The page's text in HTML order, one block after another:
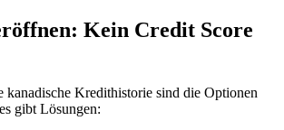
Kein Credit Score
kanadische Kredithistorie sind die Optionen
gibt Lösungen: